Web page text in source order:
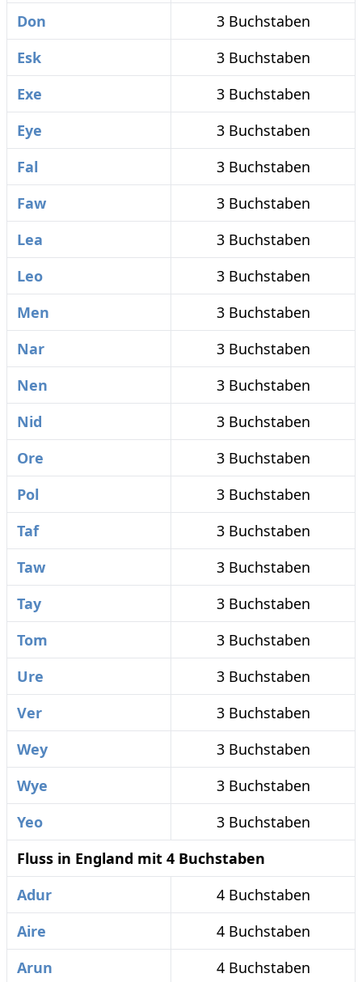
Don
3 Buchstaben
Esk
3 Buchstaben
Exe
3 Buchstaben
Eye
3 Buchstaben
Fal
3 Buchstaben
Faw
3 Buchstaben
Lea
3 Buchstaben
Leo
3 Buchstaben
Men
3 Buchstaben
Nar
3 Buchstaben
Nen
3 Buchstaben
Nid
3 Buchstaben
Ore
3 Buchstaben
Pol
3 Buchstaben
Taf
3 Buchstaben
Taw
3 Buchstaben
Tay
3 Buchstaben
Tom
3 Buchstaben
Ure
3 Buchstaben
Ver
3 Buchstaben
Wey
3 Buchstaben
Wye
3 Buchstaben
Yeo
3 Buchstaben
Fluss in England mit 4 Buchstaben
Adur
4 Buchstaben
Aire
4 Buchstaben
Arun
4 Buchstaben